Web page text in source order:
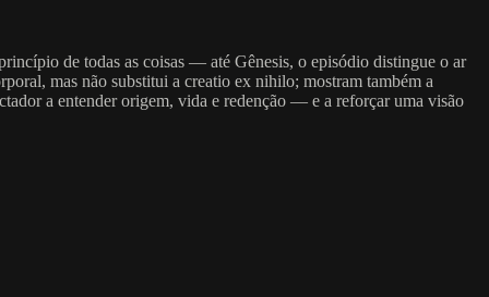
de todas as coisas — até Gênesis, o episódio distingue o ar
mas não substitui a creatio ex nihilo; mostram também a
a entender origem, vida e redenção — e a reforçar uma visão